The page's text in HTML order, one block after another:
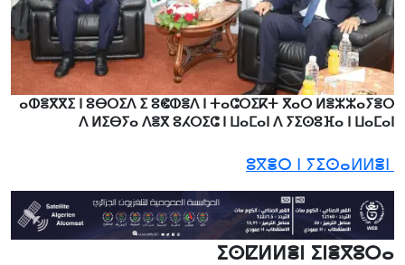
ⴰⵀⴻⴳⴳⵉ ⵏ ⵓⴱⵔⵉⴷ ⵉ ⵓⵞⵀⴻⴷ ⵏ ⵜⴰⵛⵔⵉⴽⵜ ⴳⴰⵔ ⵍⴻⵣⵣⴰⵢⴻⵔ
ⴷ ⵍⵉⴱⵢⴰ ⴷⴻⴳ ⵓⵃⵔⵉⵛ ⵏ ⵡⴰⵎⴰⵏ ⴷ ⵢⵉⵙⵓⴼⴰ ⵏ ⵡⴰⵎⴰⵏ
ⵉⵙⵇⵍⵍⴻⵏ ⵉⵏⴻⴳⵓⵔⴰ